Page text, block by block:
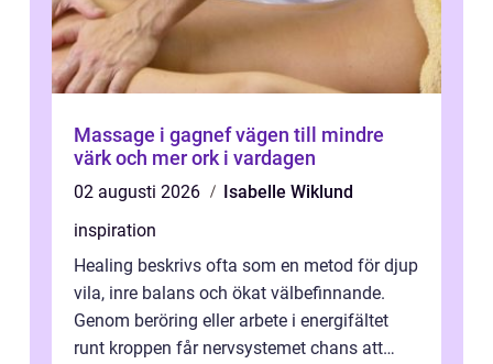
Massage i gagnef vägen till mindre
värk och mer ork i vardagen
02 augusti 2026
Isabelle Wiklund
inspiration
Healing beskrivs ofta som en metod för djup
vila, inre balans och ökat välbefinnande.
Genom beröring eller arbete i energifältet
runt kroppen får nervsystemet chans att